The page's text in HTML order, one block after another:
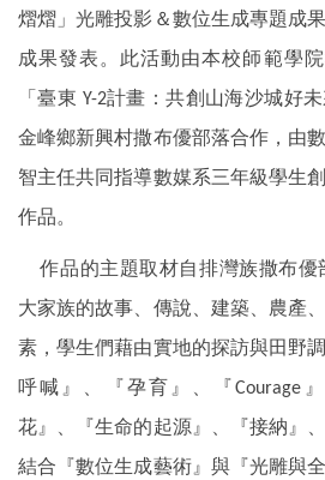
熠熠」光雕投影＆數位生成專題成
成果發表。此活動由本校師範學
「臺東 Y-2計畫：共創山海沙城好
金峰鄉新興村撒布優部落合作，由
智主任共同指導數媒系三年級學生
作品。
作品的主題取材自排灣族撒布優
大家族的故事、傳說、建築、農產
素，學生們藉由實地的探訪與田野
呼喊』、『孕育』、『Courage
花』、『生命的起源』、『接納』
結合『數位生成藝術』與『光雕與